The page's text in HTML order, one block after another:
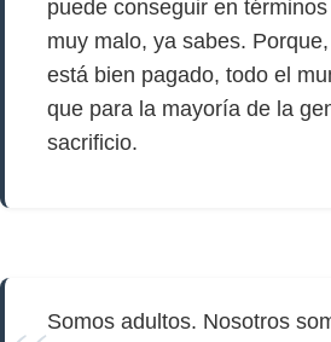
puede conseguir en
muy malo, ya sabes. Porque,
está bien pagado, todo el
que para la mayoría de la
sacrificio.
Somos adultos. Nosotros